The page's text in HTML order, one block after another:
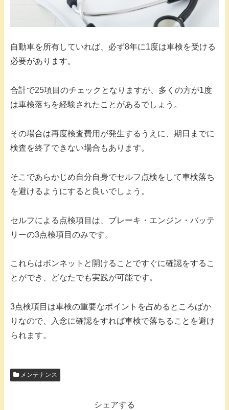
自動車を所有していれば、必ず8年に1度は車検を受ける
必要があります。
合計で25項目のチェックとなりますが、多くの方が1度
は車検落ちを経験されたことがあるでしょう。
その場合は再度検査費用が発生するうえに、期日までに
検査を終了できない場合もあります。
そこであらかじめ自分自身でセルフ点検をして車検落ち
を避けるようにすると良いでしょう。
セルフによる点検項目は、ブレーキ・エンジン・バッテ
リーの3点検項目のみです。
これらはボンネットと開けることですぐに確認をするこ
とができ、どなたでも実践が可能です。
3点検項目は車検の重要なポイントを占めるところばか
りなので、入念に確認をすれば車検で落ちることを避け
られます。
メンテナンス
シェアする